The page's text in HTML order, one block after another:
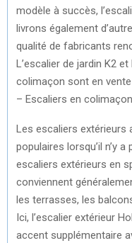
modèle à succès,
livrons également
qualité de fabricants
L’escalier de jardin K2
colimaçon sont en
– Escaliers en colimaçon.
Les escaliers extérieurs
populaires lorsqu’il n’y
escaliers extérieurs en
conviennent
les terrasses, les
Ici, l’escalier extérieur
accent supplémentaire